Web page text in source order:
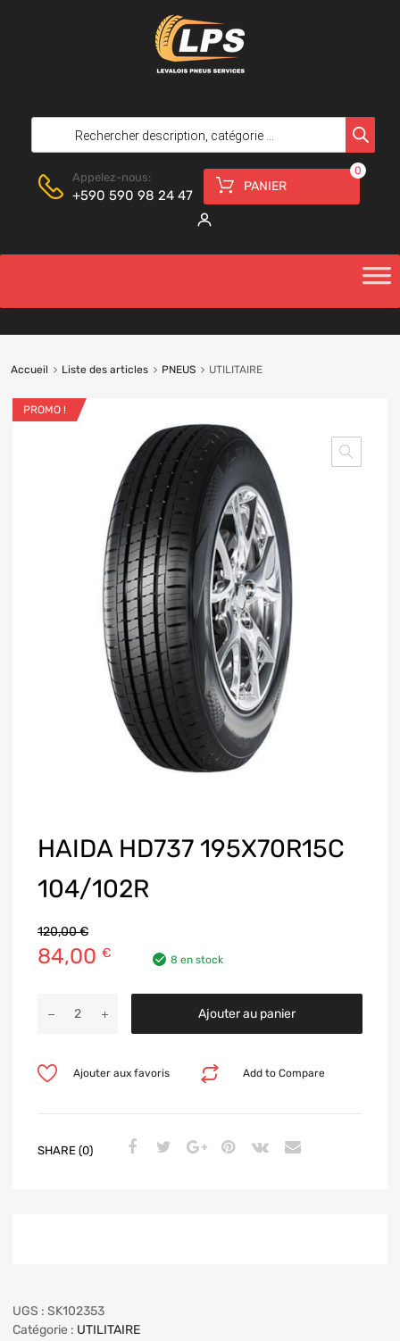
Appelez-nous:
+590 590 98 24 47
PANIER
0
Accueil Liste des articles PNEUS UTILITAIRE
PROMO !
HAIDA HD737 195X70R15C
104/102R
120,00€
84,00 € 8 en stock
Ajouter au panier
Add to Compare
Ajouter aux favoris
SHARE (0)
UGS : SK102353
Catégorie : UTILITAIRE